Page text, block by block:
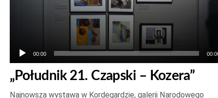
00:00
„Południk 21. Czapski – Kozera”
Najnowsza wystawa w Kordegardzie, galerii Narodowego